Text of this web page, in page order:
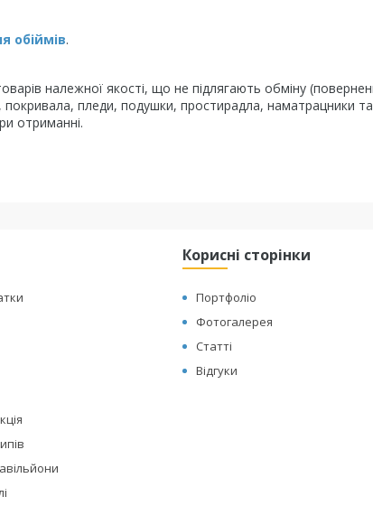
обіймів.
належної якості, що не підлягають обміну
пледи, подушки, простирадла, наматрацники та
отриманні.
Корисні сторінки
Портфоліо
Фотогалерея
Статті
Відгуки